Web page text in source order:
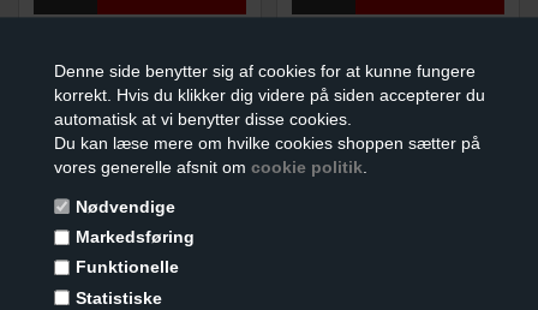
Denne side benytter sig af cookies for at kunne fungere
korrekt. Hvis du klikker dig videre på siden accepterer du
automatisk at vi benytter disse cookies.
Du kan læse mere om hvilke cookies shoppen sætter på
vores generelle afsnit om cookie politik
Nødvendige
Markedsføring
Funktionelle
Statistiske
BILNØGLE REPARATIONS
KIT
109,00 DKK